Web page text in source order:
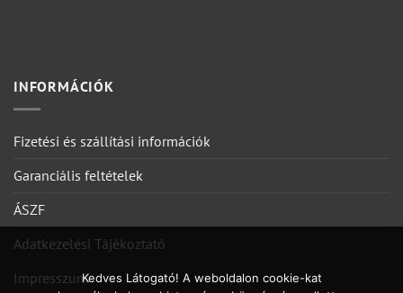
INFORMÁCIÓK
Fizetési és szállítási információk
Garanciális feltételek
ÁSZF
Adatkezelési Tájékoztató
ImpresszumKedves Látogató! A weboldalon cookie-kat